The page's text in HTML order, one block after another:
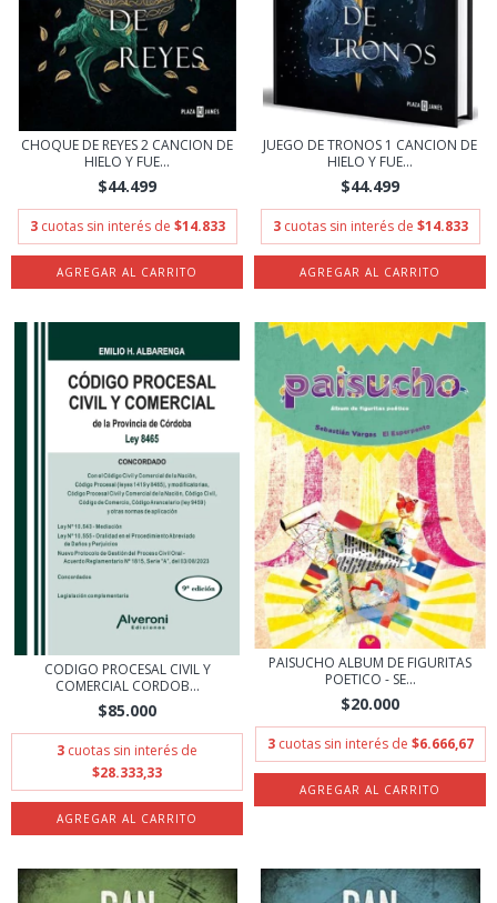
CHOQUE DE REYES 2 CANCION DE
HIELO Y FUE...
$44.499
3 cuotas sin interés de $14.833
JUEGO DE TRONOS 1 CANCION DE
HIELO Y FUE...
$44.499
3 cuotas sin interés de $14.833
CODIGO PROCESAL CIVIL Y
COMERCIAL CORDOB...
$85.000
3 cuotas sin interés de
$28.333,33
PAISUCHO ALBUM DE FIGURITAS
POETICO - SE...
$20.000
3 cuotas sin interés de $6.666,67